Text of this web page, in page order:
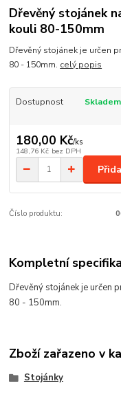
Dřevěný stojánek
kouli 80-150mm
Dřevěný stojánek je určen
80 - 150mm. celý popis
Dostupnost Skladem
180,00 Kč/ks
148,76 Kč bez DPH
Číslo produktu:
Kompletní
Dřevěný stojánek je určen
80 - 150mm.
Zboží zařazeno v
Stojánky